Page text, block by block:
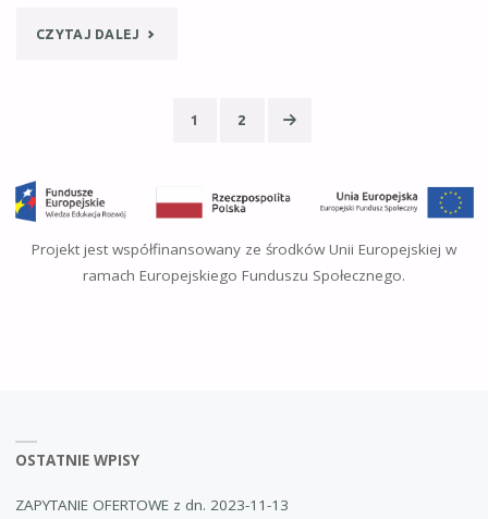
KOMPUTEROWEGO"
CZYTAJ DALEJ "ZAPYTANIE
2019-
09-
KOMPUTEROWEGO"
po
wpisach
1 2
Projekt jest współfinansowany ze środków Unii Europejskiej w
ramach Europejskiego Funduszu Społecznego.
OSTATNIE WPISY
ZAPYTANIE OFERTOWE z dn. 2023-11-13